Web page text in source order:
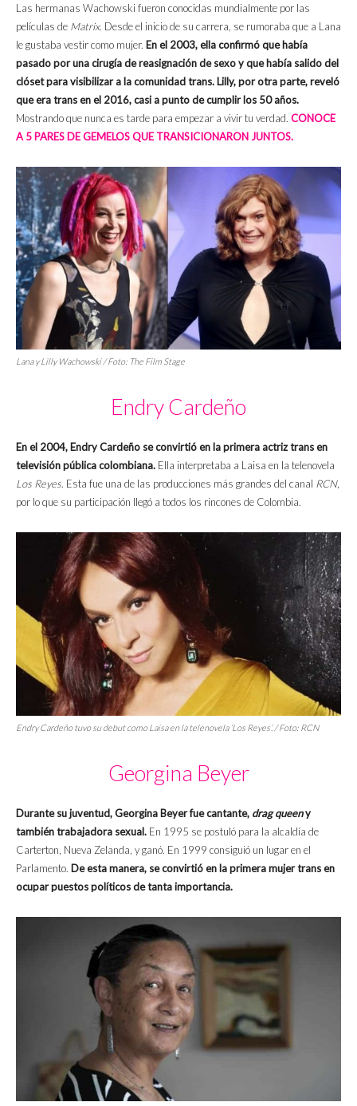
Las hermanas Wachowski fueron conocidas mundialmente por las
películas de Matrix. Desde el inicio de su carrera, se rumoraba que a Lana
le gustaba vestir como mujer. En el 2003, ella confirmó que había
pasado por una cirugía de reasignación de sexo y que había salido del
clóset para visibilizar a la comunidad trans. Lilly, por otra parte, reveló
que era trans en el 2016, casi a punto de cumplir los 50 años.
Mostrando que nunca es tarde para empezar a vivir tu verdad. CONOCE
A 5 PARES DE GEMELOS QUE TRANSICIONARON JUNTOS.
Lana y Lilly Wachowski / Foto: The Film Stage
Endry Cardeño
En el 2004, Endry Cardeño se convirtió en la primera actriz trans en
televisión pública colombiana. Ella interpretaba a Laisa en la telenovela
Los Reyes. Esta fue una de las producciones más grandes del canal RCN,
por lo que su participación llegó a todos los rincones de Colombia.
Endry Cardeño tuvo su debut como Laisa en la telenovela ‘Los Reyes’. / Foto: RCN
Georgina Beyer
Durante su juventud, Georgina Beyer fue cantante, drag queeny
también trabajadora sexual. En 1995 se postuló para la alcaldía de
Carterton, Nueva Zelanda, y ganó. En 1999 consiguió un lugar en el
Parlamento. De esta manera, se convirtió en la primera mujer trans en
ocupar puestos políticos de tanta importancia.